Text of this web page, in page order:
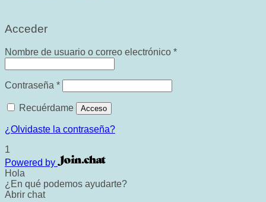
Acceder
Nombre de usuario o correo electrónico *Obligatorio
Contraseña *Obligatorio
Recuérdame Acceso
¿Olvidaste la contraseña?
1
Powered by
Hola
¿En qué podemos ayudarte?
Abrir chat